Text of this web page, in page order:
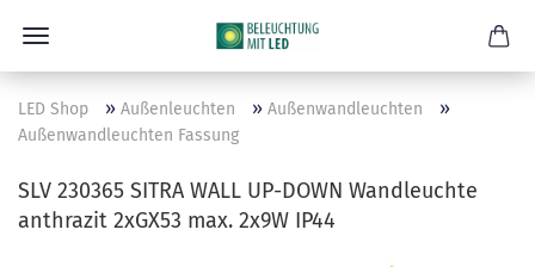
LED Shop » Außenleuchten » Außenwandleuchten »
Außenwandleuchten Fassung
SLV 230365 SITRA WALL UP-DOWN Wandleuchte
anthrazit 2xGX53 max. 2x9W IP44